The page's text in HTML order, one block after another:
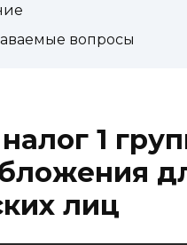
вопросы
1
лиц